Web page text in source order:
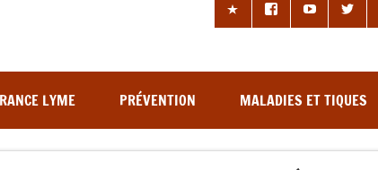
LYME PRÉVENTION MALADIES ET TIQUES